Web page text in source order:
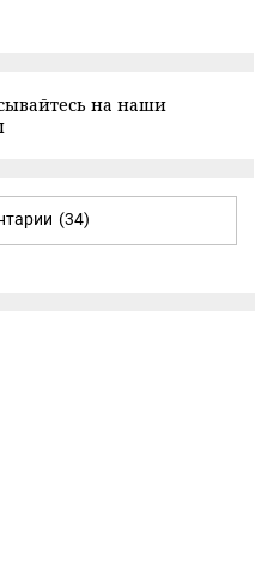
на наши
(34)